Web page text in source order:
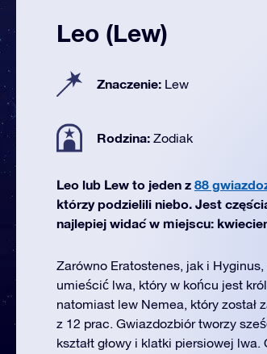
Leo (Lew)
Znaczenie: Lew
Rodzina: Zodiak
Leo lub Lew to jeden z 88
którzy podzielili niebo. Jest
najlepiej widać w miejscu:
Zarówno Eratostenes, jak i
umieścić lwa, który w końcu jest
natomiast lew Nemea, który został
z 12 prac. Gwiazdozbiór tworzy
kształt głowy i klatki piersiowej